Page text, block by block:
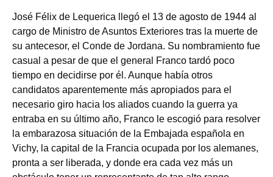
José Félix de Lequerica llegó el 13 de agosto de 1944 al
cargo de Ministro de Asuntos Exteriores tras la muerte de
su antecesor, el Conde de Jordana. Su nombramiento fue
casual a pesar de que el general Franco tardó poco
tiempo en decidirse por él. Aunque había otros
candidatos aparentemente más apropiados para el
necesario giro hacia los aliados cuando la guerra ya
entraba en su último año, Franco le escogió para resolver
la embarazosa situación de la Embajada española en
Vichy, la capital de la Francia ocupada por los alemanes,
pronta a ser liberada, y donde era cada vez más un